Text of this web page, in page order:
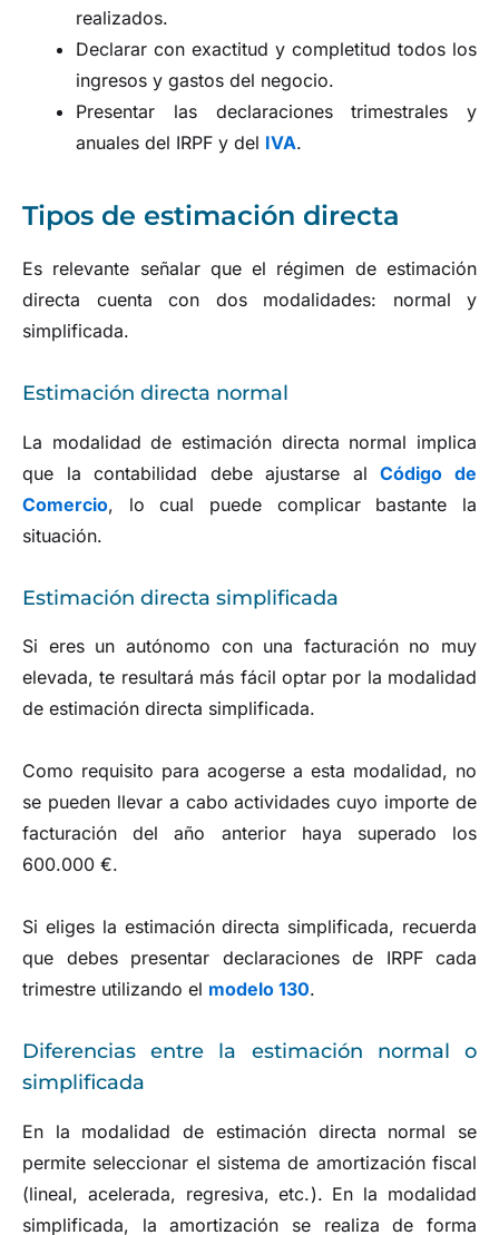
realizados.
Declarar con exactitud y completitud todos los
ingresos y gastos del negocio.
Presentar las declaraciones trimestrales y
anuales del IRPF y del IVA.
Tipos de estimación directa
Es relevante señalar que el régimen de estimación
directa cuenta con dos modalidades: normal y
simplificada.
Estimación directa normal
La modalidad de estimación directa normal implica
que la contabilidad debe ajustarse alCódigo de
Comercio, lo cual puede complicar bastante la
situación.
Estimación directa simplificada
Si eres un autónomo con una facturación no muy
elevada, te resultará más fácil optar por la modalidad
de estimación directa simplificada.
Como requisito para acogerse a esta modalidad, no
se pueden llevar a cabo actividades cuyo importe de
facturación del año anterior haya superado los
600.000 €.
Si eliges la estimación directa simplificada, recuerda
que debes presentar declaraciones de IRPF cada
trimestre utilizando el modelo 130.
Diferencias entre la estimación normal o
simplificada
En la modalidad de estimación directa normal se
permite seleccionar el sistema de amortización fiscal
(lineal, acelerada, regresiva, etc.). En la modalidad
simplificada, la amortización se realiza de forma